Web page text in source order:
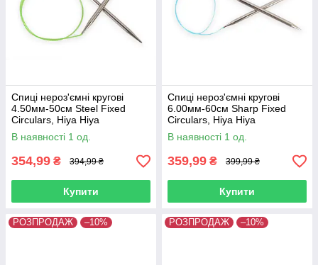
Спиці нероз'ємні кругові
4.50мм-50см Steel Fixed
Circulars, Hiya Hiya
В наявності 1 од.
354,99 ₴ 394,99 ₴
Купити
Спиці нероз'ємні кругові
6.00мм-60см Sharp Fixed
Circulars, Hiya Hiya
В наявності 1 од.
359,99 ₴ 399,99 ₴
Купити
РОЗПРОДАЖ –10% РОЗПРОДАЖ –10%